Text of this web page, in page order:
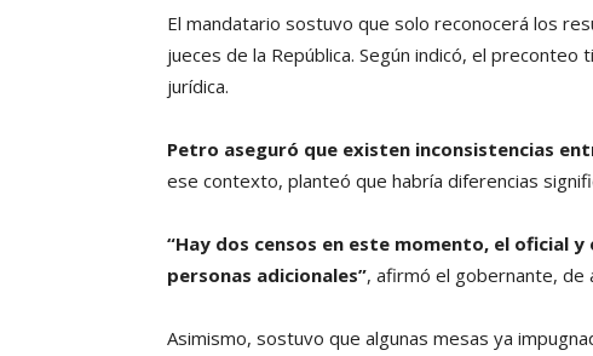
El mandatario sostuvo que solo reconocerá los
jueces de la República. Según indicó, el
jurídica.
Petro aseguró que existen inconsistencias
ese contexto, planteó que habría diferencias
“Hay dos censos en este momento, el oficial
personas adicionales”, afirmó el gobernante, de
Asimismo, sostuvo que algunas mesas ya